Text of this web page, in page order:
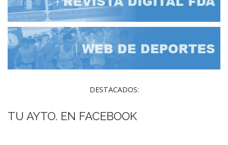
DESTACADOS:
TU AYTO. EN FACEBOOK